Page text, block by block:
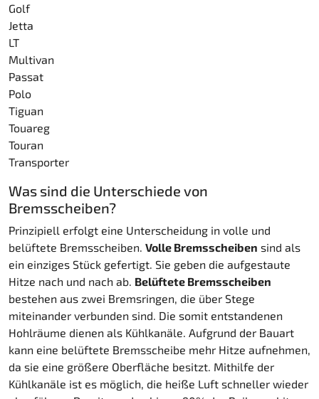
Golf
Jetta
LT
Multivan
Passat
Polo
Tiguan
Touareg
Touran
Transporter
Was sind die Unterschiede von
Bremsscheiben?
Prinzipiell erfolgt eine Unterscheidung in volle und
belüftete Bremsscheiben. Volle Bremsscheiben sind als
ein einziges Stück gefertigt. Sie geben die aufgestaute
Hitze nach und nach ab. Belüftete Bremsscheiben
bestehen aus zwei Bremsringen, die über Stege
miteinander verbunden sind. Die somit entstandenen
Hohlräume dienen als Kühlkanäle. Aufgrund der Bauart
kann eine belüftete Bremsscheibe mehr Hitze aufnehmen,
da sie eine größere Oberfläche besitzt. Mithilfe der
Kühlkanäle ist es möglich, die heiße Luft schneller wieder